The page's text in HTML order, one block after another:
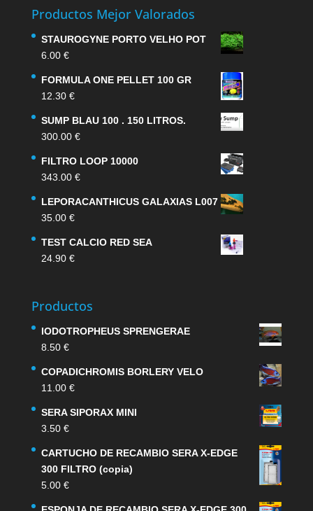
Productos Mejor Valorados
STAUROGYNE PORTO VELHO POT
6.00 €
FORMULA ONE PELLET 100 GR
12.30 €
SUMP BLAU 100 . 150 LITROS.
300.00 €
FILTRO LOOP 10000
343.00 €
LEPORACANTHICUS GALAXIAS L007
35.00 €
TEST CALCIO RED SEA
24.90 €
Productos
IODOTROPHEUS SPRENGERAE
8.50 €
COPADICHROMIS BORLERY VELO
11.00 €
SERA SIPORAX MINI
3.50 €
CARTUCHO DE RECAMBIO SERA X-EDGE
300 FILTRO (copia)
5.00 €